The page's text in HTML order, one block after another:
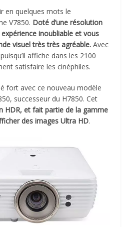
en quelques mots le
V7850. Doté d’une résolution
inoubliable et vous
visuel très très agréable. Avec
affiche dans les 2100
satisfaire les cinéphiles.
fort avec ce nouveau modèle
successeur du H7850. Cet
HDR, et fait partie de la gamme
des images Ultra HD.